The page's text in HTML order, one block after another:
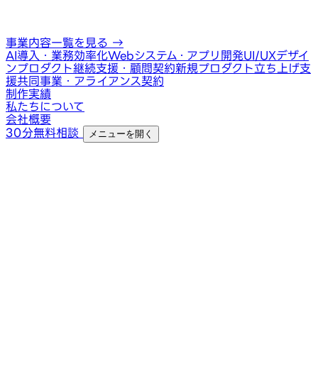
事業内容一覧を見る →
AI導入・業務効率化Webシステム・アプリ開発UI/UXデザイ
ンプロダクト継続支援・顧問契約新規プロダクト立ち上げ支
援共同事業・アライアンス契約
制作実績
私たちについて
会社概要
30分無料相談
メニューを開く